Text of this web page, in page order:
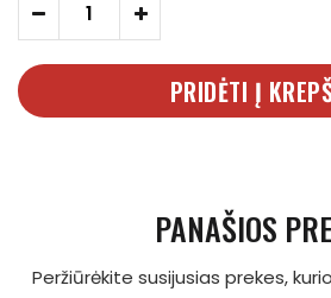
- +
PRIDĖTI Į
PANAŠIOS
Peržiūrėkite susijusias prekes,